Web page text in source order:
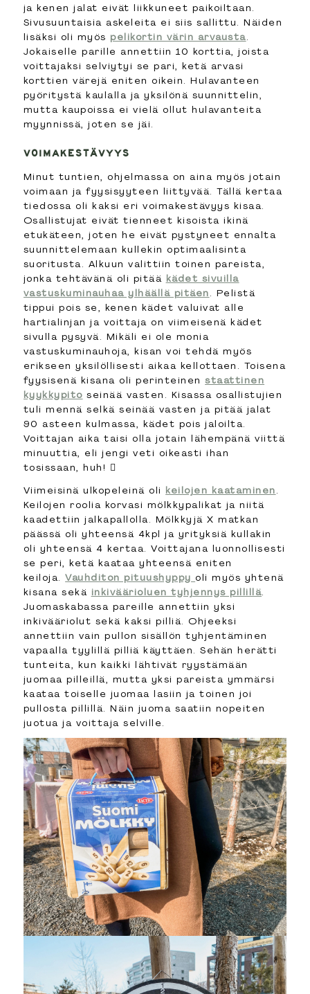
ja kenen jalat eivät liikkuneet paikoiltaan.
Sivusuuntaisia askeleita ei siis sallittu. Näiden
lisäksi oli myös pelikortin värin arvausta.
Jokaiselle parille annettiin 10 korttia, joista
voittajaksi selviytyi se pari, ketä arvasi
korttien värejä eniten oikein. Hulavanteen
pyöritystä kaulalla ja yksilönä suunnittelin,
mutta kaupoissa ei vielä ollut hulavanteita
myynnissä, joten se jäi.
VOIMAKESTÄVYYS
Minut tuntien, ohjelmassa on aina myös jotain
voimaan ja fyysisyyteen liittyvää. Tällä kertaa
tiedossa oli kaksi eri voimakestävyys kisaa.
Osallistujat eivät tienneet kisoista ikinä
etukäteen, joten he eivät pystyneet ennalta
suunnittelemaan kullekin optimaalisinta
suoritusta. Alkuun valittiin toinen pareista,
jonka tehtävänä oli pitää kädet sivuilla
vastuskuminauhaa ylhäällä pitäen. Pelistä
tippui pois se, kenen kädet valuivat alle
hartialinjan ja voittaja on viimeisenä kädet
sivulla pysyvä. Mikäli ei ole monia
vastuskuminauhoja, kisan voi tehdä myös
erikseen yksilöllisesti aikaa kellottaen. Toisena
fyysisenä kisana oli perinteinenstaattinen
kyykkypito seinää vasten. Kisassa osallistujien
tuli mennä selkä seinää vasten ja pitää jalat
90 asteen kulmassa, kädet pois jaloilta.
Voittajan aika taisi olla jotain lähempänä viittä
minuuttia, eli jengi veti oikeasti ihan
tosissaan, huh! 
Viimeisinä ulkopeleinä oli keilojen kaataminen
Keilojen roolia korvasi mölkkypalikat ja niitä
kaadettiin jalkapallolla. Mölkkyjä X matkan
päässä oli yhteensä 4kpl ja yrityksiä kullakin
oli yhteensä 4 kertaa. Voittajana luonnollisesti
se peri, ketä kaataa yhteensä eniten
keiloja.Vauhditon pituushyppy oli myös yhtenä
kisana sekä inkiväärioluen tyhjennys pillillä
Juomaskabassa pareille annettiin yksi
inkivääriolut sekä kaksi pilliä. Ohjeeksi
annettiin vain pullon sisällön tyhjentäminen
vapaalla tyylillä pilliä käyttäen. Sehän herätti
tunteita, kun kaikki lähtivät ryystämään
juomaa pilleillä, mutta yksi pareista ymmärsi
kaataa toiselle juomaa lasiin ja toinen joi
pullosta pillillä. Näin juoma saatiin nopeiten
juotua ja voittaja selville.